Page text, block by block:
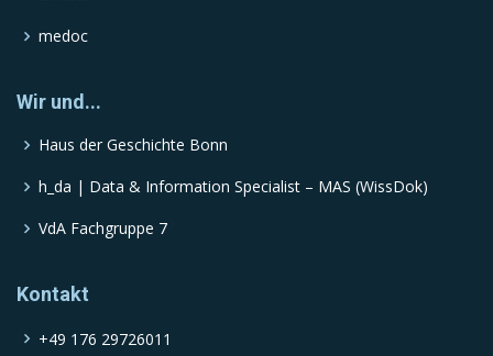
medoc
Wir und...
Haus der Geschichte Bonn
h_da | Data & Information Specialist – MAS (WissDok)
VdA Fachgruppe 7
Kontakt
+49 176 29726011